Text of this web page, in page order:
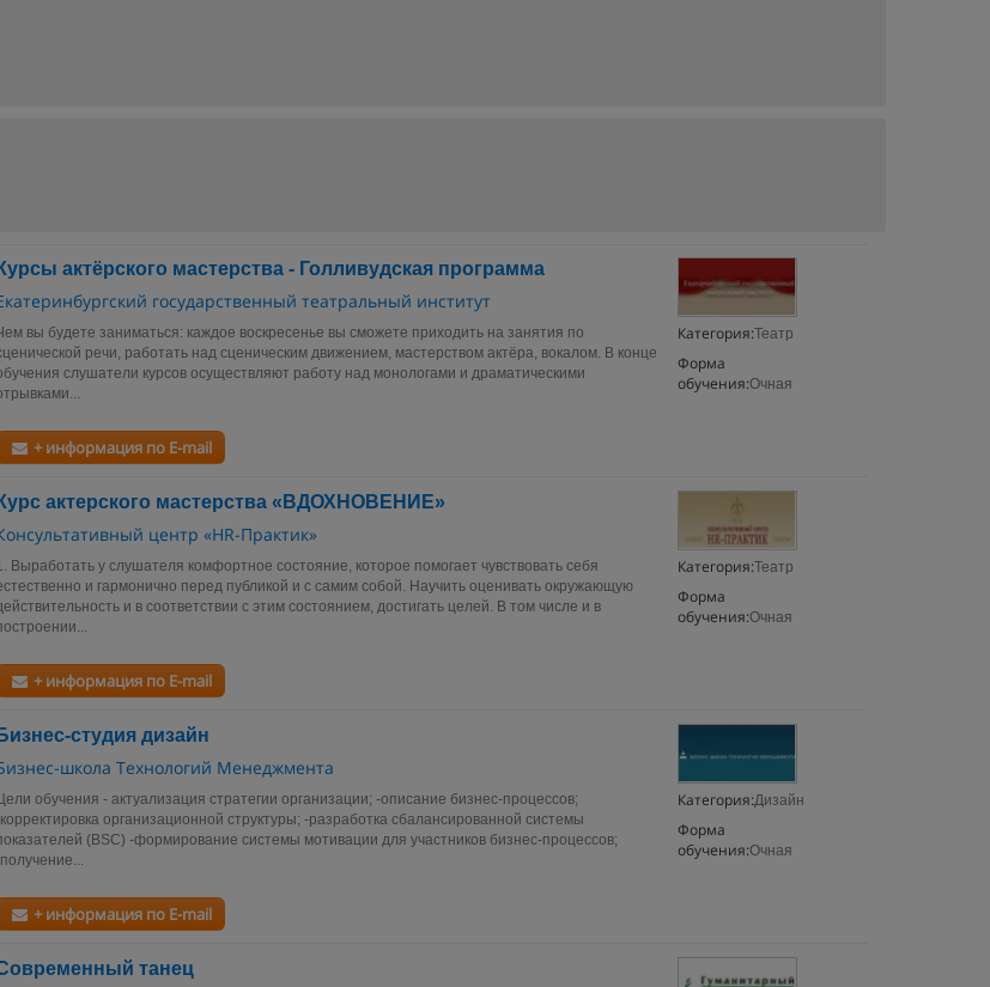
Курсы актёрского мастерства - Голливудская программа
государственный театральный институт
Категория:Театр
Форма
обучения:Очная
вы будете заниматься: каждое воскресенье вы сможете приходить на занятия по
речи, работать над сценическим движением, мастерством актёра, вокалом. В конце
слушатели курсов осуществляют работу над монологами и драматическими
+ информация по E-mail
Курс актерского мастерства «ВДОХНОВЕНИЕ»
центр «HR-Практик»
Категория:Театр
Форма
обучения:Очная
Выработать у слушателя комфортное состояние, которое помогает чувствовать себя
и гармонично перед публикой и с самим собой. Научить оценивать окружающую
и в соответствии с этим состоянием, достигать целей. В том числе и в
+ информация по E-mail
Бизнес-студия дизайн
школа Технологий Менеджмента
Категория:Дизайн
Форма
обучения:Очная
обучения - актуализация стратегии организации; -описание бизнес-процессов;
организационной структуры; -разработка сбалансированной системы
(BSC) -формирование системы мотивации для участников бизнес-процессов;
+ информация по E-mail
танец